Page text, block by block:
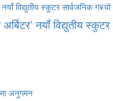
नयाँ विद्युतीय स्कुटर